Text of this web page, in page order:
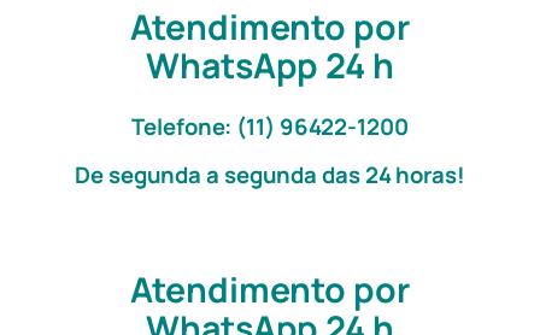
Atendimento por
WhatsApp 24 h
Telefone: (11) 96422-1200
De segunda a segunda das 24 horas!
Atendimento por